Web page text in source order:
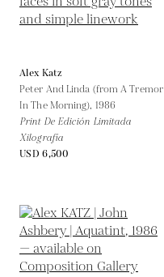
Alex Katz
Peter And Linda (from A Tremor
In The Morning), 1986
Print De Edición Limitada
Xilografía
USD 6,500